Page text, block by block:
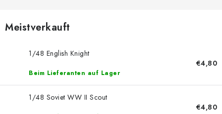
VOUCHERS
VERKAUFTE MARKEN
Über uns Meine Bestellung
Kontakte
Versand und Bezahlung
Bedingungen und Konditionen
Meistverkauft
1/48 English Knight
Beim Lieferanten auf Lager
€4,80
1/48 Soviet WW II Scout
€4,80